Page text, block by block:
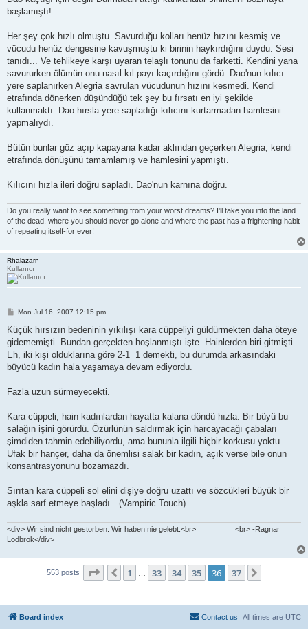
başlamıştı!
Her şey çok hızlı olmuştu. Savurduğu kolları henüz hızını kesmiş ve
vücudu henüz dengesine kavuşmuştu ki birinin haykırdığını duydu. Sesi
tanıdı... Ve tehlikeye karşı uyaran telaşlı tonunu da farketti. Kendini yana
savururken ölümün onu nasıl kıl payı kaçırdığını gördü. Dao'nun kılıcı
yere saplanırken Alegria savrulan vücudunun hızını kesmedi. Kendi
etrafında dönerken düşündüğü tek şey bu fırsatı en iyi şekilde
kullanmaktı. Dao hırsla yere sapladığı kılıcını kurtarmadan hamlesini
yapmalıydı.
Bütün bunlar göz açıp kapayana kadar aklından geçerken Alegria, kendi
etrafında dönüşünü tamamlamış ve hamlesini yapmıştı.
Kılıcını hızla ileri doğru sapladı. Dao'nun karnına doğru.
Do you really want to see something from your worst dreams? I'll take you into the land
of the dead, where you should never go alone and where the past has a frightening habit
of repeating itself-for ever!
Rhalazarn
Kullanıcı
P
s
Mon Jul 16, 2007 12:15 pm
Küçük hırsızın bedeninin yıkılışı kara cüppeliyi güldürmekten daha öteye
gidememişti. Bundan gerçekten hoşlanmıştı işte. Hainlerden biri gitmişti.
Eh, iki kişi olduklarına göre 2-1=1 demekti, bu durumda arkasındaki
büyücü kadın hala yaşamaya devam ediyordu.
Fazla uzun sürmeyecekti.
Kara cüppeli, hain kadınlardan hayatta kalana döndü hızla. Bir büyü bu
salağın işini görürdü. Özürlünün saldırmak için harcayacağı çabaları
şimdiden tahmin edebiliyordu, ama bununla ilgili hiçbir korkusu yoktu.
Ufak bir hançer, daha da önemlisi salak bir kadın, açık verse bile onun
konsantrasyonunu bozamazdı.
Sırıtan kara cüppeli sol elini dişiye doğru uzattı ve sözcükleri büyük bir
aşkla sarf etmeye başladı…(Vampiric Touch)
<div> Wir sind nicht gestorben. Wir haben nie gelebt.<br> <br> -Ragnar
Lodbrok</div>
553 posts Page 36 of 37
Previous
1 33 34 35 36 37
Board index All times are UTC
Contact us